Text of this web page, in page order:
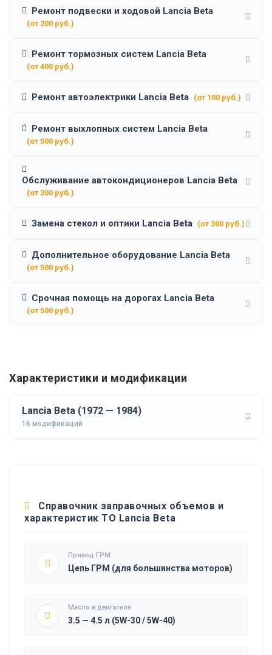
Ремонт подвески и ходовой Lancia Beta
(от 200 руб.)
Ремонт тормозных систем Lancia Beta
(от 400 руб.)
Ремонт автоэлектрики Lancia Beta (от 100 руб.)
Ремонт выхлопных систем Lancia Beta
(от 500 руб.)
Обслуживание автокондиционеров Lancia Beta
(от 300 руб.)
Замена стекол и оптики Lancia Beta (от 300 руб.)
Дополнительное оборудование Lancia Beta
(от 500 руб.)
Срочная помощь на дорогах Lancia Beta
(от 500 руб.)
Характеристики и модификации
Lancia Beta (1972 — 1984)
16 модификаций
Справочник заправочных объемов и
характеристик ТО Lancia Beta
Привод ГРМ
Цепь ГРМ (для большинства моторов)
Масло в двигателе
3.5 — 4.5 л (5W-30 / 5W-40)